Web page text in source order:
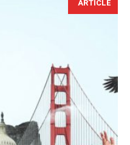
ARTICLE